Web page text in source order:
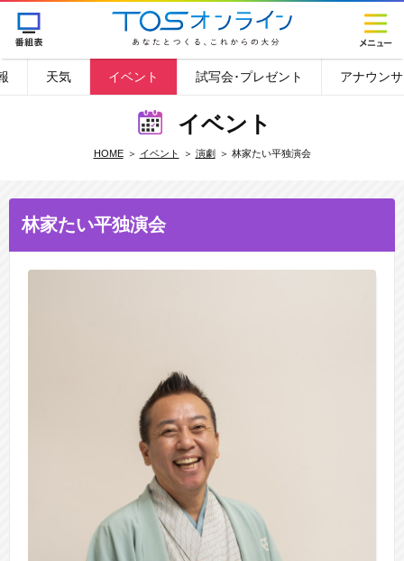
天気 イベント 試写会･プレゼント アナウン
イベント
HOME イベント 演劇 林家たい平独演会
林家たい平独演会